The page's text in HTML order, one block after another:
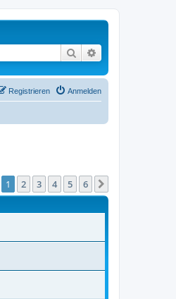
Suche
Anmelden
Registrieren
1 2 3 4 5 6